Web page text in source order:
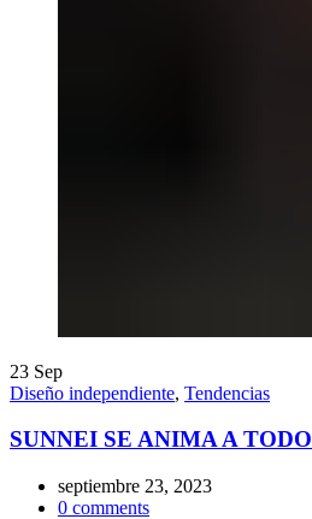
23 Sep
Diseño independiente, Tendencias
SUNNEI SE ANIMA A TODO
septiembre 23, 2023
0 comments